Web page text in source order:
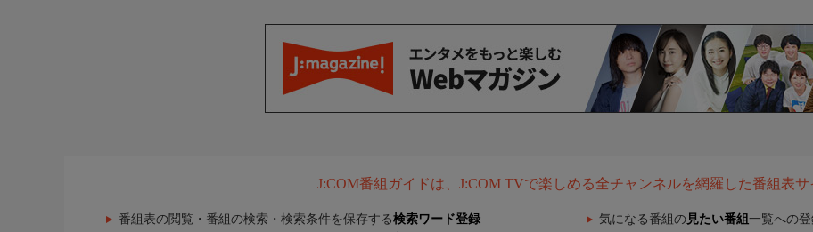
J:COM番組ガイドは、J:COM TVで楽しめる全チャンネルを網羅した番組表サ
番組表の閲覧・番組の検索・検索条件を保存する検索ワード登録 気になる番組の 見たい番組 一覧への登